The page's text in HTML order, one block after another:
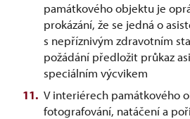
památkového objektu je
prokázání, že se jedná o
s nepříznivým zdravotním
požádání předložit průkaz
speciálním výcvikem
V interiérech památkového
fotografování, natáčení a